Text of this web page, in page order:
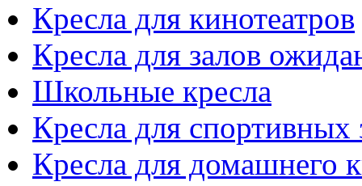
Кресла для кинотеатров
Кресла для залов
Школьные кресла
Кресла для спортивных
Кресла для домашнего